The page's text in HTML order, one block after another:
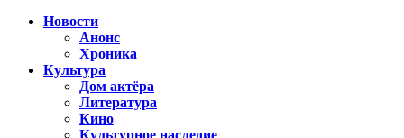
Новости
Анонс
Хроника
Культура
Дом актёра
Литература
Кино